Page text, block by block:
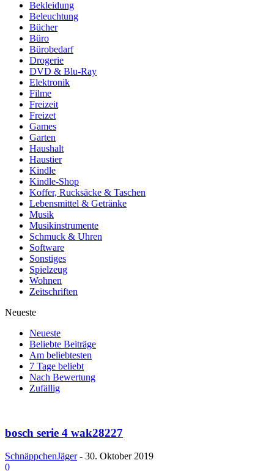
Bekleidung
Beleuchtung
Bücher
Büro
Bürobedarf
Drogerie
DVD & Blu-Ray
Elektronik
Filme
Freizeit
Freizet
Games
Garten
Haushalt
Haustier
Kindle
Kindle-Shop
Koffer, Rucksäcke & Taschen
Lebensmittel & Getränke
Musik
Musikinstrumente
Schmuck & Uhren
Software
Sonstiges
Spielzeug
Wohnen
Zeitschriften
Neueste
Neueste
Beliebte Beiträge
Am beliebtesten
7 Tage beliebt
Nach Bewertung
Zufällig
bosch serie 4 wak28227
SchnäppchenJäger - 30. Oktober 2019
0